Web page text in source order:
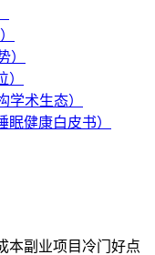
）
学术生态）
健康白皮书）
本副业项目冷门好点